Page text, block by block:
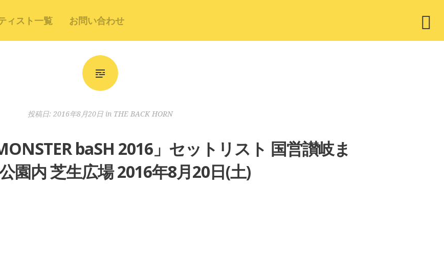
ィスト一覧 お問い合わせ
投稿日: 2016年8月20日 in THE BACK HORN
baSH 2016」セットリスト 国営讃岐ま
園内 芝生広場 2016年8月20日(土)